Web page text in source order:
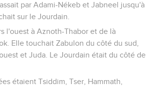
par Adami-Nékeb et Jabneel jusqu'à
sur le Jourdain.
l'ouest à Aznoth-Thabor et de là
Elle touchait Zabulon du côté du sud,
et Juda. Le Jourdain était du côté de
étaient Tsiddim, Tser, Hammath,